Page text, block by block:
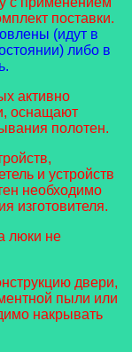
поставки.
(идут в
либо в
активно
оснащают
полотен.
и устройств
необходимо
изготовителя.
люки не
двери,
пыли или
накрывать